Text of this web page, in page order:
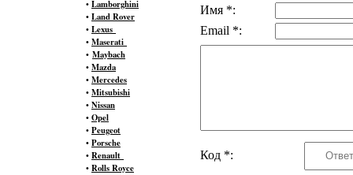
•Lamborghini
•Land Rover
•Lexus
•Maserati
• Maybach
•Mazda
•Mercedes
•Mitsubishi
•Nissan
•Opel
•Peugeot
•Porsche
•Renault
•Rolls Royce
Имя *:
Email *:
Код *: